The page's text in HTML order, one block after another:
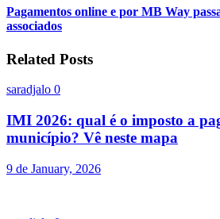
Pagamentos online e por MB Way
associados
Related Posts
saradjalo 0
IMI 2026: qual é o imposto a
município? Vê neste mapa
9 de January, 2026